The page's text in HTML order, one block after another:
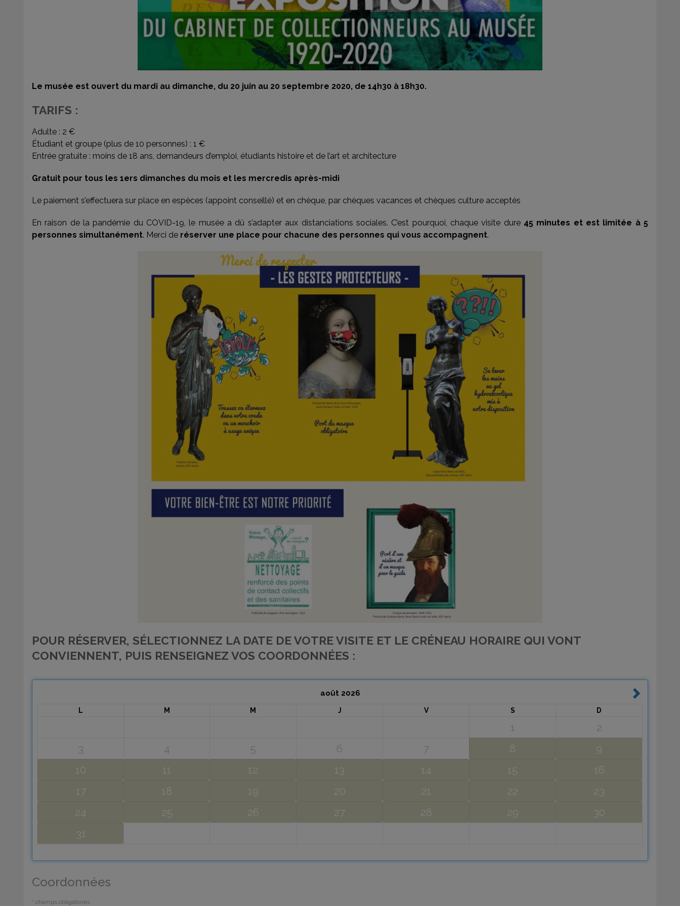
Le musée est ouvert du mardi au dimanche, du 20 juin au 20 septembre 2020, de 14h30 à 18h30.
TARIFS :
Adulte : 2 €
Étudiant et groupe (plus de 10 personnes) : 1 €
Entrée gratuite : moins de 18 ans, demandeurs d’emploi, étudiants histoire et de l’art et architecture
Gratuit pour tous les 1ers dimanches du mois et les mercredis après-midi
Le paiement s’effectuera sur place en espèces (appoint conseillé) et en chèque, par chèques vacances et chèques culture acceptés
En raison de la pandémie du COVID-19, le musée a dû s’adapter aux distanciations sociales. C’est pourquoi, chaque visite dure45 minutes et est limitée à 5
personnes simultanément. Merci de réserver une place pour chacune des personnes qui vous accompagnent.
POUR RÉSERVER, SÉLECTIONNEZ LA DATE DE VOTRE VISITE ET LE CRÉNEAU HORAIRE QUI VONT
CONVIENNENT, PUIS RENSEIGNEZ VOS COORDONNÉES :
août 2026
L M M J V S D
1
2
3
4 5 6 7 8
9
10
11 12 13 14 15
16
17
18 19 20 21 22
23
24
25 26 27 28 29
30
31
Coordonnées
* champs obligatoires